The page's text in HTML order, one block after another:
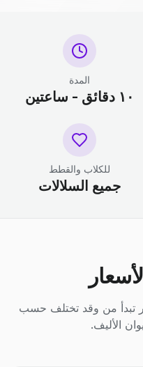
المدة
١٠ دقائق - ساعتين
للكلاب والقطط
جميع السلالات
تبدأ من وقد تختلف حسب
الأليف.